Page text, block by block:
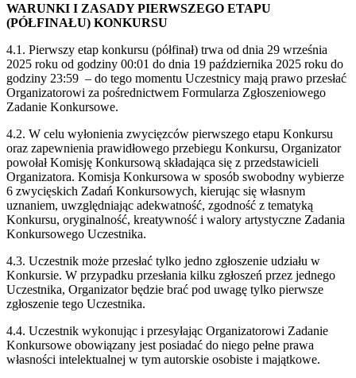
WARUNKI I ZASADY PIERWSZEGO ETAPU
(PÓŁFINAŁU) KONKURSU
4.1. Pierwszy etap konkursu (półfinał) trwa od dnia 29 września
2025 roku od godziny 00:01 do dnia 19 października 2025 roku do
godziny 23:59 – do tego momentu Uczestnicy mają prawo przesłać
Organizatorowi za pośrednictwem Formularza Zgłoszeniowego
Zadanie Konkursowe.
4.2. W celu wyłonienia zwycięzców pierwszego etapu Konkursu
oraz zapewnienia prawidłowego przebiegu Konkursu, Organizator
powołał Komisję Konkursową składająca się z przedstawicieli
Organizatora. Komisja Konkursowa w sposób swobodny wybierze
6 zwycięskich Zadań Konkursowych, kierując się własnym
uznaniem, uwzględniając adekwatność, zgodność z tematyką
Konkursu, oryginalność, kreatywność i walory artystyczne Zadania
Konkursowego Uczestnika.
4.3. Uczestnik może przesłać tylko jedno zgłoszenie udziału w
Konkursie. W przypadku przesłania kilku zgłoszeń przez jednego
Uczestnika, Organizator będzie brać pod uwagę tylko pierwsze
zgłoszenie tego Uczestnika.
4.4. Uczestnik wykonując i przesyłając Organizatorowi Zadanie
Konkursowe obowiązany jest posiadać do niego pełne prawa
własności intelektualnej w tym autorskie osobiste i majątkowe.